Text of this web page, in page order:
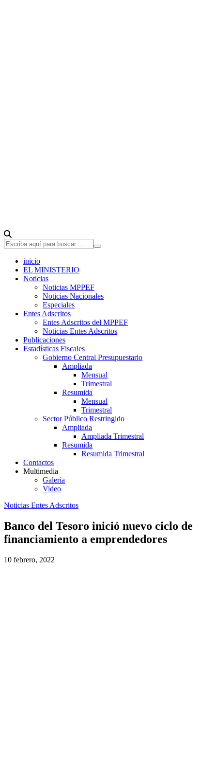
inicio
EL MINISTERIO
Noticias
Noticias MPPEF
Noticias Nacionales
Especiales
Entes Adscritos
Entes Adscritos del MPPEF
Noticias Entes Adscritos
Publicaciones
Estadísticas Fiscales
Gobierno Central Presupuestario
Ampliada
Mensual
Trimestral
Resumida
Mensual
Trimestral
Sector Público Restringido
Ampliada
Ampliada Trimestral
Resumida
Resumida Trimestral
Contactos
Multimedia
Galería
Video
Noticias Entes Adscritos
Banco del Tesoro inició nuevo ciclo de
financiamiento a emprendedores
10 febrero, 2022